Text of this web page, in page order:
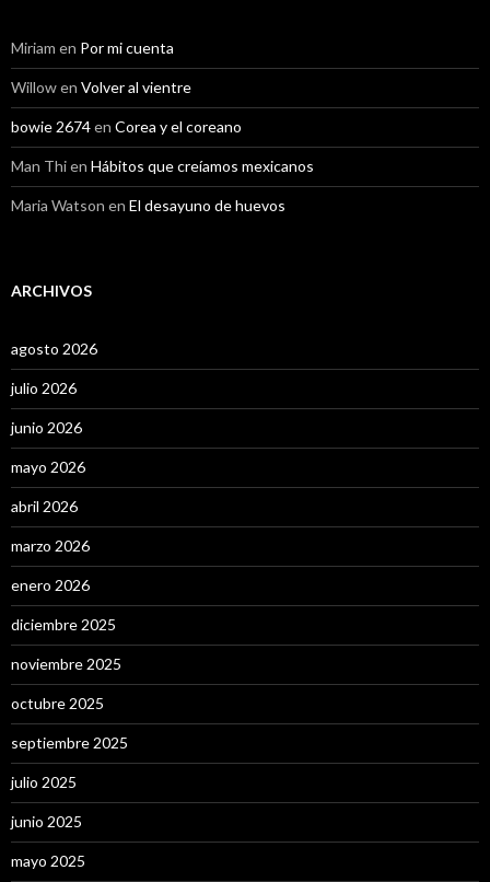
Miriam en Por mi cuenta
Willowen Volver al vientre
bowie 2674en Corea y el coreano
Man Thien Hábitos que creíamos mexicanos
Maria Watson en El desayuno de huevos
ARCHIVOS
agosto 2026
julio 2026
junio 2026
mayo 2026
abril 2026
marzo 2026
enero 2026
diciembre 2025
noviembre 2025
octubre 2025
septiembre 2025
julio 2025
junio 2025
mayo 2025